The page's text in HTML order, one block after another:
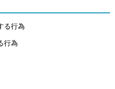
る行為
行為